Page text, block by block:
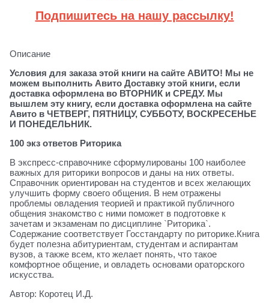
Подпишитесь на нашу рассылку!
Описание
Условия для заказа этой книги на сайте АВИТО! Мы не
можем выполнить Авито Доставку этой книги, если
доставка оформлена во ВТОРНИК и СРЕДУ. Мы
вышлем эту книгу, если доставка оформлена на сайте
Авито в ЧЕТВЕРГ, ПЯТНИЦУ, СУББОТУ, ВОСКРЕСЕНЬЕ
И ПОНЕДЕЛЬНИК.
100 экз ответов Риторика
В экспресс-справочнике сформулированы 100 наиболее
важных для риторики вопросов и даны на них ответы.
Справочник ориентирован на студентов и всех желающих
улучшить форму своего общения. В нем отражены
проблемы овладения теорией и практикой публичного
общения знакомство с ними поможет в подготовке к
зачетам и экзаменам по дисциплине `Риторика`.
Содержание соответствует Госстандарту по риторике.Книга
будет полезна абитуриентам, студентам и аспирантам
вузов, а также всем, кто желает понять, что такое
комфортное общение, и овладеть основами ораторского
искусства.
Автор: Коротец И.Д.